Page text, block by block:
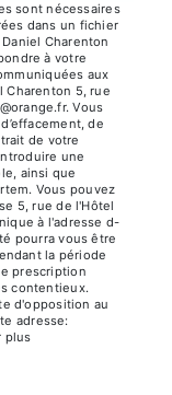
sont nécessaires
dans un fichier
Charenton
à votre
aux
Charenton 5, rue
Vous
de
de votre
une
ainsi que
Vous pouvez
5, rue de l'Hôtel
à l'adresse d-
pourra vous être
la période
prescription
contentieux.
d'opposition au
adresse:
plus